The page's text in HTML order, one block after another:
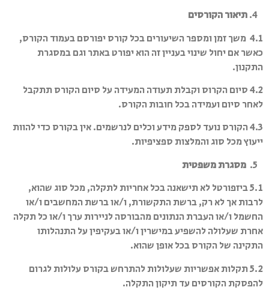
תיאור הקורסים
4.1 משך זמן ומספר השיעורים בכל קורס יפורסם בעמוד הקורס,
כאשר אם יחול שינוי בעניין זה הוא יפורט באתר וגם במסגרת
התקנון.
4.2 סיום הקרוס וקבלת תעודה המעידה על סיום הקורס תתקבל
לאחר סיום ועמידה בכל חובות הקורס.
4.3 הקורס נועד לספק מידע וכלים לנרשמים. אין בקורס כדי להוות
ייעוץ מכל סוג והמלצות ספציפיות.
מסגרת משפטית
5.1 ביזפורטל לא תישאנה בכל אחריות לתקלה, מכל סוג שהוא,
לרבות אך לא רק, ברשת התקשורת, ו/או ברשת המחשבים ו/או
החשמל ו/או העברת הנתונים מהבורסה לניירות ערך ו/או כל תקלה
אחרת שעלולה להשפיע במישרין ו/או בעקיפין על התנהלותו
התקינה של הקורס בכל אופן שהוא.
5.2 תקלות אפשריות שעלולות להתרחש בקורס עלולות לגרום
להפסקת הקורסים עד תיקון התקלה.